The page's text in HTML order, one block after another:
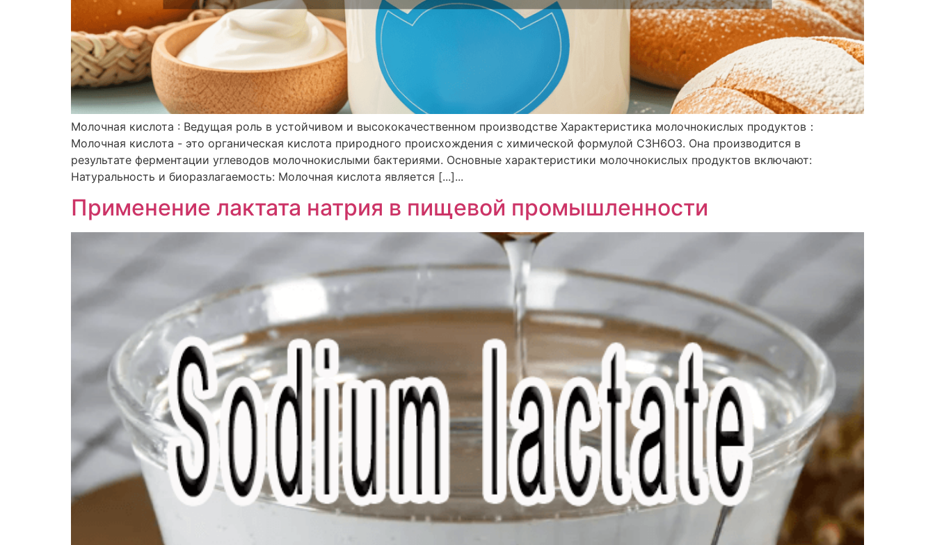
Молочная кислота : Ведущая роль в устойчивом и высококачественном производстве Характеристика молочнокислых продуктов：
Молочная кислота - это органическая кислота природного происхождения с химической формулой C3H6O3. Она производится в
результате ферментации углеводов молочнокислыми бактериями. Основные характеристики молочнокислых продуктов включают:
Натуральность и биоразлагаемость: Молочная кислота является [...]...
Применение лактата натрия в пищевой промышленности